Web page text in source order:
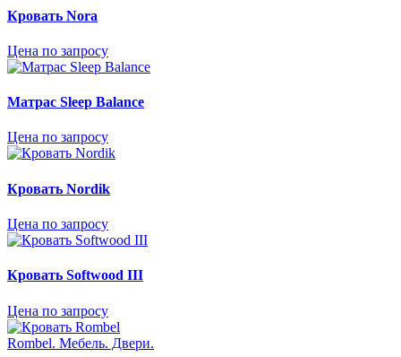
Кровать Nora
Цена по запросу
Матрас Sleep Balance
Цена по запросу
Кровать Nordik
Цена по запросу
Кровать Softwood III
Цена по запросу
Rombel. Mебель. Двери.